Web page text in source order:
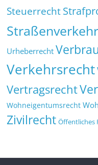
Steuerrecht
Urheberrecht
Verkehrsrecht
Vertragsrecht
Wohneigentumsrecht
Zivilrecht Öffentliches